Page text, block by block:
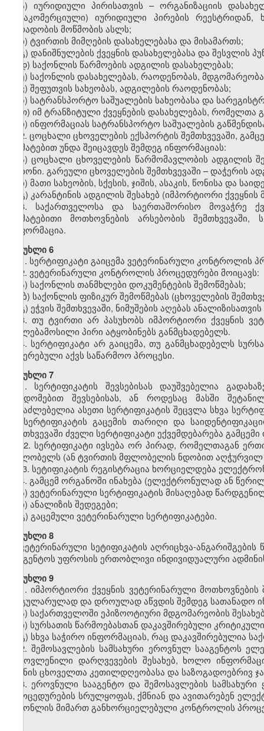
ა) იურიდიული პირისათვის – ორგანიზაციის
(არაკომერციული) იურიდიული პირების
პირადობის მოწმობის ასლს;
ბ) ტვირთის მიმღების დასახელებასა და მისამართს;
გ) დანიშნულების ქვეყნის დასახელებასა და შესვლის
დ) საქონლის წარმოების ადგილის დასახელებას;
ე) საქონლის დასახელებას, რაოდენობას,
ვ) შეფუთვის სახეობას, ადგილების რაოდენობას;
ზ) სატრანსპორტო საშუალების სახეობასა და
თ) იმ ტრანზიტული ქვეყნების დასახელებას,
ი) ინფორმაციას სატრანსპორტო საშუალების
2. ცოცხალი ცხოველების ექსპორტის შემთხვევაში,
დამატებით უნდა შეიცავდეს შემდეგ ინფორმაციას:
ა) ცოცხალი ცხოველების წარმომავლობის ადგილის
რაიონი. გარეული ცხოველების შემთხვევაში – დაჭერის
ბ) მათი სახეობის, სქესის, ჯიშის, ასაკის, წონისა და
გ) კარანტინის ადგილის შესახებ (იმპორტიორი
3. საქართველოსა და საერთაშორისო მოვაჭრე
დამატებითი მოთხოვნების არსებობის
ინფორმაცია.
მუხლი 6
1. სერტიფიკატი გაიცემა ვეტერინარული კონტროლის
2. ვეტერინარული კონტროლის პროცედურები მოიცავს:
ა) საქონლის თანმხლები დოკუმენტების შემოწმებას;
ბ) საქონლის ფიზიკურ შემოწმებას (ცხოველების
გ) ეჭვის შემთხვევაში, ნიმუშების აღებას
3. თუ ტვირთი არ პასუხობს იმპორტიორი ქვეყნის
უფლებამოსილი პირი ატყობინებს განმცხადებელს.
4. სერტიფიკატი არ გაიცემა, თუ განმცხადებელს
შეჩერებული აქვს საწარმოო პროცესი.
მუხლი 7
1. სერტიფიკატის შევსებისას დაუშვებელია
შეცდომებით შევსებისას, ან როდესაც მასში
შესაძლებელია ასეთი სერტიფიკატის შეცვლა სხვა
იმ სერტიფიკატის გაცემის თარიღი და
შემთხვევაში ძველი სერტიფიკატი ექვემდებარება
2. სერტიფიკატი ივსება ორ პირად, რომელთაგან
მფლობელს (ან ტვირთის მფლობელის ნდობით აღჭურვილ
3. სეტიფიკატის რეგისტრაცია ხორციელდება
4. გამცემ ორგანოში ინახება (ელექტრონულად ან
ა) ვეტერინარული სერტიფიკატის მისაღებად
ბ) ანალიზის შედეგები;
გ) გაცემული ვეტერინარული სერტიფიკატები.
მუხლი 8
ვეტერინარული სეტიფიკატის აღრიცხვა-
სააგენტოს უფროსის ერთობლივი ინდივიდუალური
მუხლი 9
1. იმპორტიორი ქვეყნის ვეტერინარული
რეგულარულად და დროულად აწვდის შემდეგ სათანადო
ა) საქართველოში ეპიზოოტიური მდგომარეობის
ბ) სურსათის წარმოებასთან დაკავშირებული
გ) სხვა საჭირო ინფორმაციას, რაც დაკავშირებულია
2. შემოსავლების სამსახური ეროვნულ სააგენტოს
გამოვლენილი დარღვევების შესახებ, ხოლო
უქმნის ცხოველთა კეთილდღეობასა და საზოგადოებრივ
3. ეროვნული სააგენტოდაშემოსავლების სამსახური
პროცედურების სრულყოფას, ქმნიან და ავითარებენ
საქონლის მიმართ განხორციელებული კონტროლის